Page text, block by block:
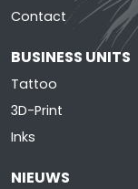
Contact
BUSINESS UNITS
Tattoo
3D-Print
Inks
NIEUWS